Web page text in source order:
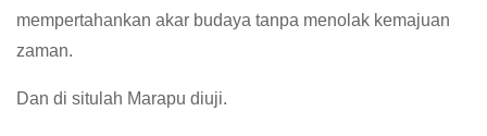
mempertahankan akar budaya tanpa menolak kemajuan
zaman.
Dan di situlah Marapu diuji.